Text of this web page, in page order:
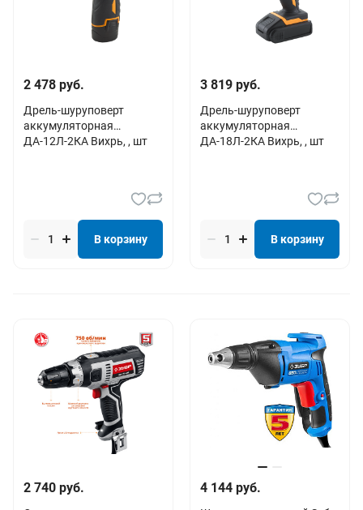
2 478 руб.
Дрель-шуруповерт
аккумуляторная
ДА-12Л-2КА Вихрь, , шт
В корзину
3 819 руб.
Дрель-шуруповерт
аккумуляторная
ДА-18Л-2КА Вихрь, , шт
В корзину
2 740 руб. 4 144 руб.